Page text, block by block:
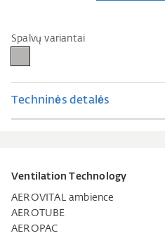
Spalvų variantai
Techninės detalės
Ventilation Technology
AEROVITAL ambience
AEROTUBE
AEROPAC